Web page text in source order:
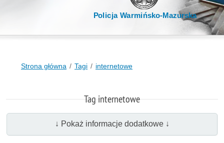
Policja Warmińsko-Mazurska
Strona główna Tagi internetowe
Tag internetowe
↓ Pokaż informacje dodatkowe ↓